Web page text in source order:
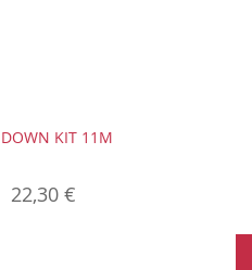
KIT 11M
22,30 €